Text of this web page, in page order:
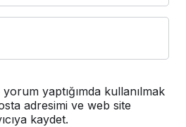
yaptığımda kullanılmak
adresimi ve web site
kaydet.